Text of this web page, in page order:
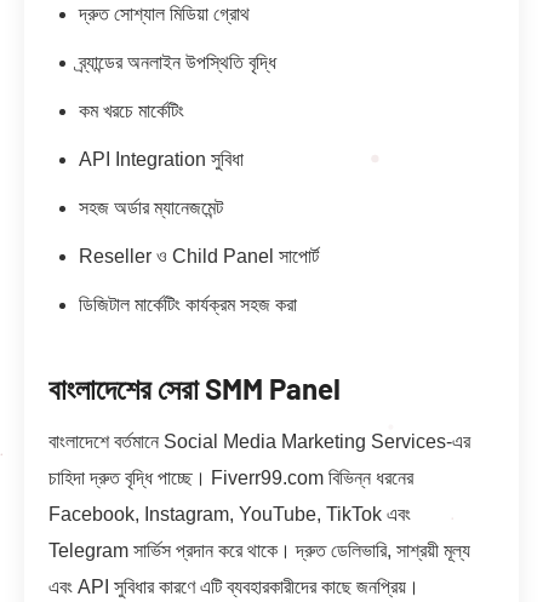
দ্রুত সোশ্যাল মিডিয়া গ্রোথ
ব্র্যান্ডের অনলাইন উপস্থিতি বৃদ্ধি
কম খরচে মার্কেটিং
API Integration সুবিধা
সহজ অর্ডার ম্যানেজমেন্ট
Reseller ও Child Panel সাপোর্ট
ডিজিটাল মার্কেটিং কার্যক্রম সহজ করা
বাংলাদেশের সেরা SMM Panel
বাংলাদেশে বর্তমানে Social Media Marketing Services-এর
চাহিদা দ্রুত বৃদ্ধি পাচ্ছে। Fiverr99.com বিভিন্ন ধরনের
Facebook, Instagram, YouTube, TikTok এবং
Telegram সার্ভিস প্রদান করে থাকে। দ্রুত ডেলিভারি, সাশ্রয়ী মূল্য
এবং API সুবিধার কারণে এটি ব্যবহারকারীদের কাছে জনপ্রিয়।